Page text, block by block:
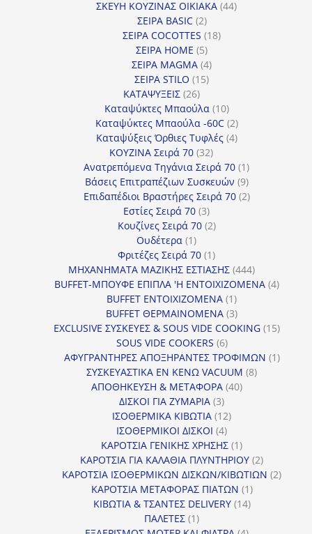
προϊόντα
ΣΚΕΥΗ ΚΟΥΖΙΝΑΣ ΟΙΚΙΑΚΑ 4444
ΣΕΙΡΑ BASIC 22
προϊόντα
ΣΕΙΡΑ COCOTTES 1818
ΣΕΙΡΑ HOME 55
προϊόντα
ΣΕΙΡΑ MAGMA 44
προϊόντα
ΣΕΙΡΑ STILO 1515
ΚΑΤΑΨΥΞΕΙΣ 2626
προϊόντα
Καταψύκτες Μπαούλα 1010
προϊόντα
Καταψύκτες Μπαούλα -60C 22
προϊόντα
Καταψύξεις Όρθιες Τυφλές 44
ΚΟΥΖΙΝΑ Σειρά 70 3232
προϊόντα
Ανατρεπόμενα Τηγάνια Σειρά 70 11
προϊόν
Βάσεις Επιτραπέζιων Συσκευών 99
προϊόντα
Επιδαπέδιοι Βραστήρες Σειρά 70 22
Εστίες Σειρά 70 33
προϊόντα
Κουζίνες Σειρά 70 22
Ουδέτερα 11
προϊόν
Φριτέζες Σειρά 70 11
προϊόν
ΜΗΧΑΝΗΜΑΤΑ ΜΑΖΙΚΗΣ ΕΣΤΙΑΣΗΣ 444444
προϊόντα
BUFFET-ΜΠΟΥΦΕ ΕΠΙΠΛΑ 'Η ΕΝΤΟΙΧΙΖΟΜΕΝΑ 44
BUFFET ΕΝΤΟΙΧΙΖΟΜΕΝΑ 11
προϊόν
BUFFET ΘΕΡΜΑΙΝΟΜΕΝΑ 33
προϊόντα
EXCLUSIVE ΣΥΣΚΕΥΕΣ & SOUS VIDE COOKING 1515
SOUS VIDE COOKERS 66
προϊόντα
ΑΦΥΓΡΑΝΤΗΡΕΣ ΑΠΟΞΗΡΑΝΤΕΣ ΤΡΟΦΙΜΩΝ 11
ΣΥΣΚΕΥΑΣΤΙΚΑ ΕΝ ΚΕΝΩ VACUUM 88
ΑΠΟΘΗΚΕΥΣΗ & ΜΕΤΑΦΟΡΑ 4040
ΔΙΣΚΟΙ ΓΙΑ ΖΥΜΑΡΙΑ 33
προϊόντα
ΙΣΟΘΕΡΜΙΚΑ ΚΙΒΩΤΙΑ 1212
ΙΣΟΘΕΡΜΙΚΟΙ ΔΙΣΚΟΙ 44
προϊόντα
ΚΑΡΟΤΣΙΑ ΓΕΝΙΚΗΣ ΧΡΗΣΗΣ 11
προϊόν
ΚΑΡΟΤΣΙΑ ΓΙΑ ΚΑΛΑΘΙΑ ΠΛΥΝΤΗΡΙΟΥ 22
προϊόντα
ΚΑΡΟΤΣΙΑ ΙΣΟΘΕΡΜΙΚΩΝ ΔΙΣΚΩΝ/ΚΙΒΩΤΙΩΝ 22
ΚΑΡΟΤΣΙΑ ΜΕΤΑΦΟΡΑΣ ΠΙΑΤΩΝ 11
προϊόν
ΚΙΒΩΤΙΑ & ΤΣΑΝΤΕΣ DELIVERY 1414
ΠΑΛΕΤΕΣ 11